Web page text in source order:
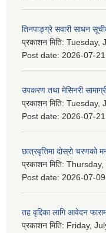
तिनपाङ्ग्रे सवारी साधन
प्रकाशन मिति: Tuesday,
Post date: 2026-07-21
उपकरण तथा मेसिनरी
प्रकाशन मिति: Tuesday,
Post date: 2026-07-21
छात्रवृत्तिमा दोस्रो चरणको
प्रकाशन मिति: Thursday,
Post date: 2026-07-09
तह वृद्दिका लागि आवेदन
प्रकाशन मिति: Friday,